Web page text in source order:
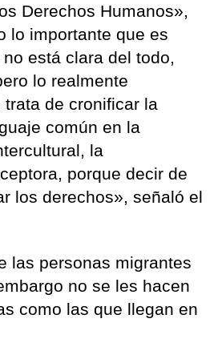
Derechos Humanos»,
lo importante que es
está clara del todo,
lo realmente
de cronificar la
común en la
la
porque decir de
los derechos», señaló el
las personas migrantes
no se les hacen
como las que llegan en